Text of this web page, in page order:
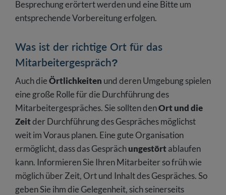
Besprechung erörtert werden und eine Bitte um
entsprechende Vorbereitung erfolgen.
Was ist der richtige Ort für das
Mitarbeitergespräch?
Auch dieÖrtlichkeiten und deren Umgebung spielen
eine große Rolle für die Durchführung des
Mitarbeitergespräches. Sie sollten denOrt und die
Zeitder Durchführung des Gespräches möglichst
weit im Voraus planen. Eine gute Organisation
ermöglicht, dass das Gesprächungestörtablaufen
kann. Informieren Sie Ihren Mitarbeiter so früh wie
möglich über Zeit, Ort und Inhalt des Gespräches. So
geben Sie ihm die Gelegenheit, sich seinerseits